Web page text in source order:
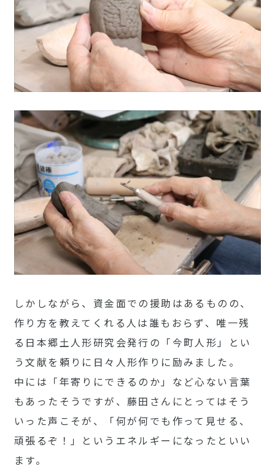
しかしながら、資金面での援助はあるものの、
作り方を教えてくれる人は誰もおらず、唯一残
る日本郷土人形研究会発行の「今町人形」とい
う文献を頼りに日々人形作りに励みました。
中には「年寄りにできるのか」など心ない言葉
もあったそうですが、藤田さんにとってはそう
いった声こそが、「何が何でも作って見せる、
頑張るぞ！」というエネルギーになったといい
ます。